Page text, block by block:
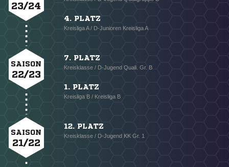
23/24
4. PLATZ
Kreisliga A / D-Junioren Kreisliga A
SAISON
22/23
7. PLATZ
Kreisklasse / D-Jugend Quali. Gr. B
1. PLATZ
Kreisliga B / Kreisliga B
SAISON
21/22
12. PLATZ
Kreisklasse / D-Jugend KK Gr. 1